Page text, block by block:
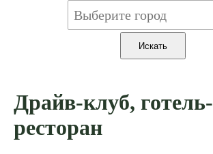
Драйв-клуб, готель-
ресторан